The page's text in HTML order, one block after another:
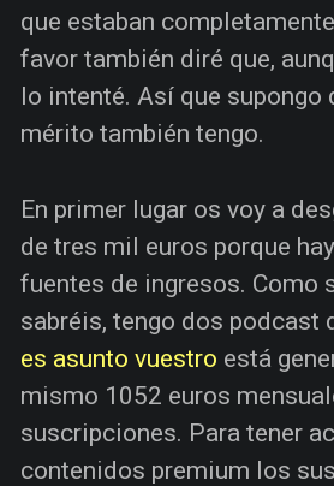
que estaban
favor también diré que,
lo intenté. Así que supongo
mérito también tengo.
En primer lugar os voy a
de tres mil euros porque
fuentes de ingresos. Como
sabréis, tengo dos podcast
es asunto vuestro está
mismo 1052 euros
suscripciones. Para tener
contenidos premium los